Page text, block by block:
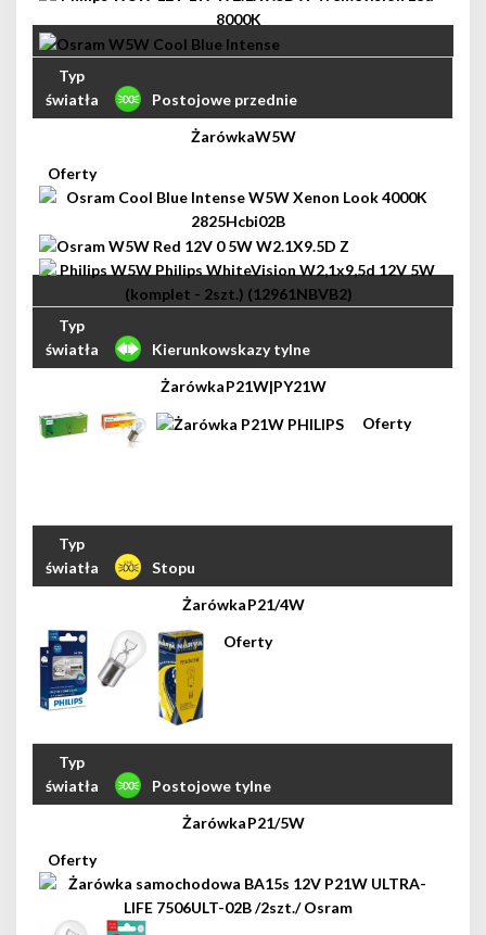
Postojowe przednie
W5W
Kierunkowskazy tylne
P21W|PY21W
Stopu
P21/4W
Postojowe tylne
P21/5W